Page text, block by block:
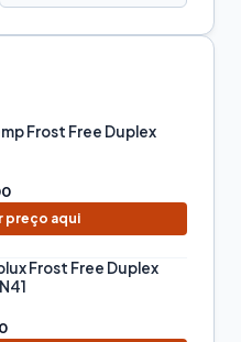
Frost Free Duplex
preço aqui
Frost Free Duplex